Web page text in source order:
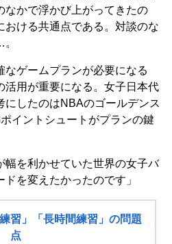
なかで浮かび上がってきたの
おける共通点である。対談のな
ゲームプランが必要になる
活用が重要になる。女子日本代
にしたのはNBAのゴールデンス
イントシュートがプランの鍵
幅を利かせていた世界の女子バ
を変えたかったのです」
習」「長時間練習」の問題
点